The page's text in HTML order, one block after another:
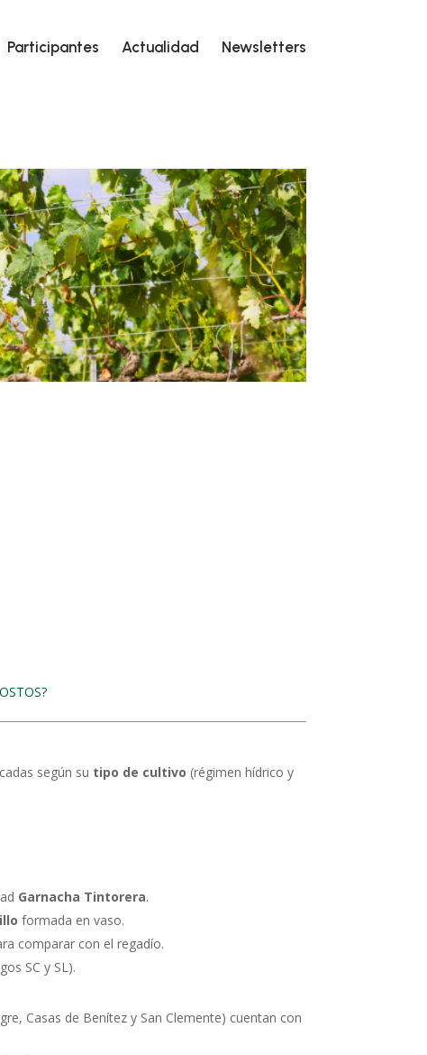
Participantes Actualidad Newsletters
según su tipo de cultivo (régimen hídrico y
Garnacha Tintorera.
formada en vaso.
comparar con el regadío.
SC y SL).
Casas de Benítez y San Clemente) cuentan con